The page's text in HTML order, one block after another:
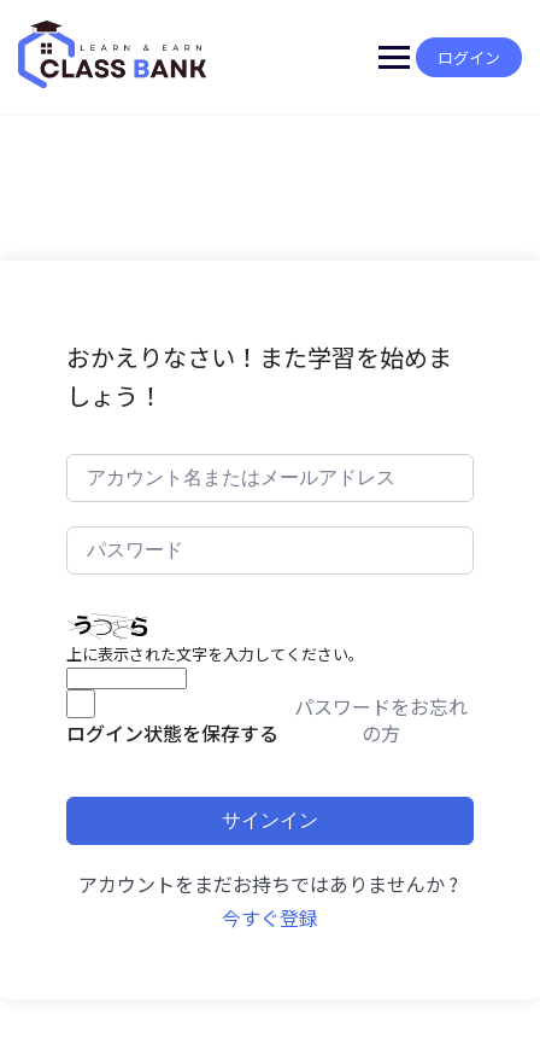
content
ログイン
おかえりなさい！また学習を始めま
しょう！
上に表示された文字を入力してください。
ログイン状態を保存する
パスワードをお忘れ
の方
サインイン
アカウントをまだお持ちではありませんか ?
今すぐ登録